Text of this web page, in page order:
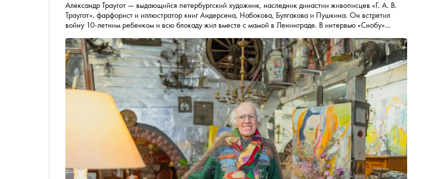
Александр Траугот — выдающийся петербургский художник, наследник династии живописцев «Г. А. В.
Траугот», фарфорист и иллюстратор книг Андерсена, Набокова, Булгакова и Пушкина. Он встретил
войну 10-летним ребенком и всю блокаду жил вместе с мамой в Ленинграде. В интервью «Снобу»
из школы из-за «черной меланхолии»